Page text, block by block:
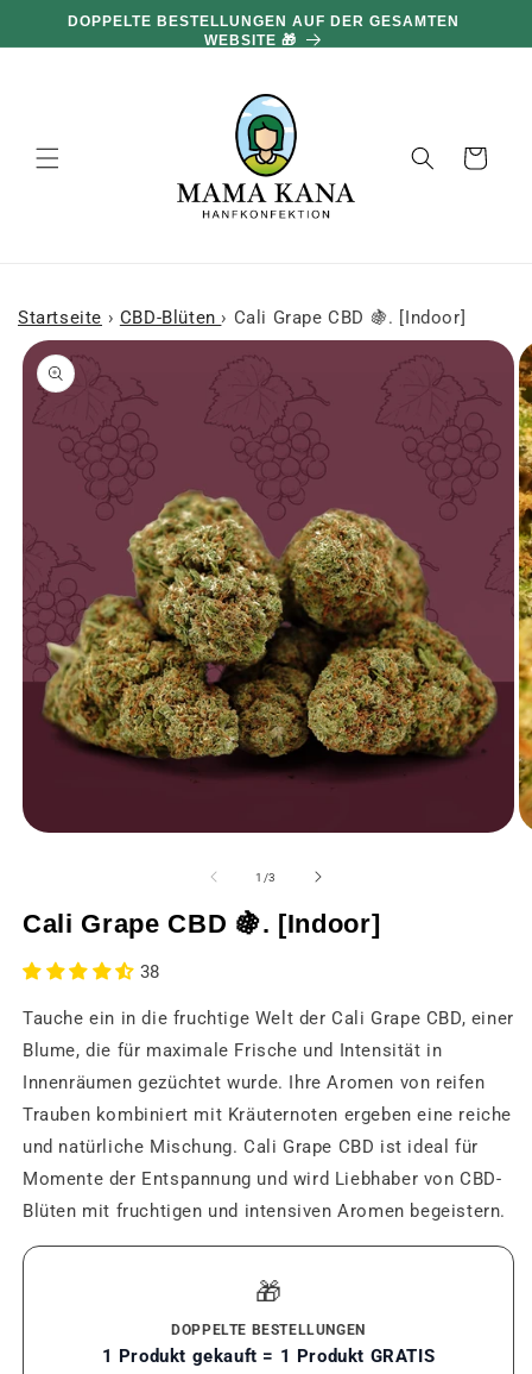
und zumDOPPELTE BESTELLUNGEN AUF DER GESAMTEN
WEBSITE 🎁
Warenkorb
Startseite › CBD-Blüten › Cali Grape CBD 🍇. [Indoor]
modalen
Fenster
1 /von
3
Cali Grape CBD 🍇. [Indoor]
38
Tauche ein in die fruchtige Welt der Cali Grape CBD, einer
Blume, die für maximale Frische und Intensität in
Innenräumen gezüchtet wurde. Ihre Aromen von reifen
Trauben kombiniert mit Kräuternoten ergeben eine reiche
und natürliche Mischung. Cali Grape CBD ist ideal für
Momente der Entspannung und wird Liebhaber von CBD-
Blüten mit fruchtigen und intensiven Aromen begeistern.
🎁
DOPPELTE BESTELLUNGEN
1 Produkt gekauft = 1 Produkt GRATIS